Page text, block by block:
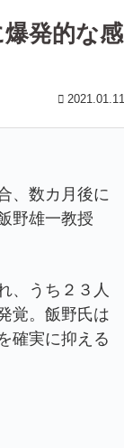
発的な感
2021.01.11
、数カ月後に
野雄一教授
、うち２３人
覚。飯野氏は
確実に抑える